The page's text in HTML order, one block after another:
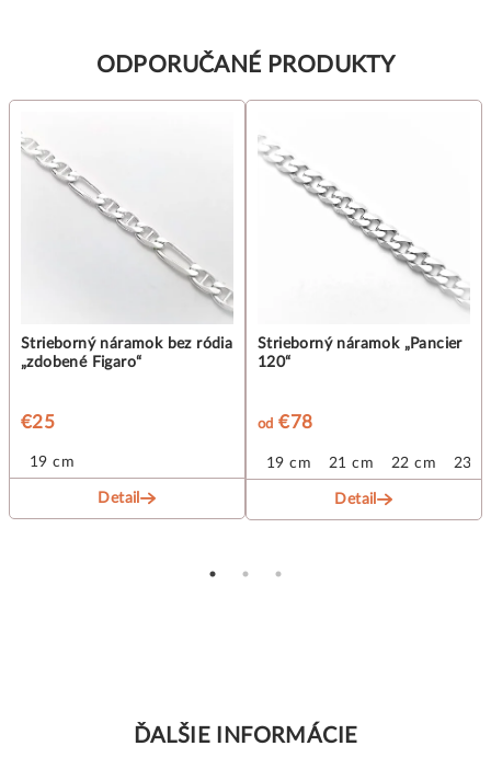
ODPORUČANÉ PRODUKTY
Strieborný náramok bez ródia
„zdobené Figaro“
€25
19 cm
Detail
Strieborný náramok „Pancier
120“
od €78
19 cm 21 cm 22 cm 23
Detail
ĎALŠIE INFORMÁCIE